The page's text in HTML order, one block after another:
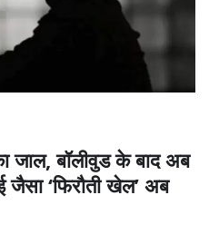
जाल, बॉलीवुड के बाद अब
जैसा ‘फिरौती खेल’ अब